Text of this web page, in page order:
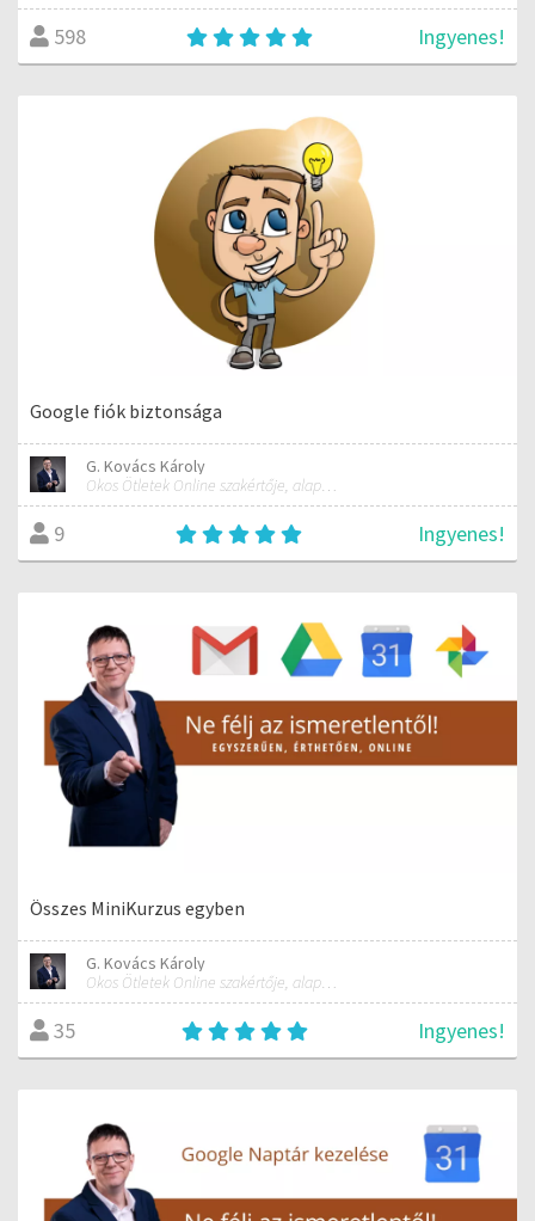
598 Ingyenes!
Google fiók biztonsága
G. Kovács Károly
Okos Ötletek Online szakértője, alapítója
9 Ingyenes!
Összes MiniKurzus egyben
G. Kovács Károly
Okos Ötletek Online szakértője, alapítója
35 Ingyenes!